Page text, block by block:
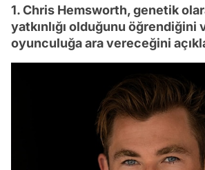
1. Chris Hemsworth, genetik
yatkınlığı olduğunu öğrendiğini
oyunculuğa ara vereceğini